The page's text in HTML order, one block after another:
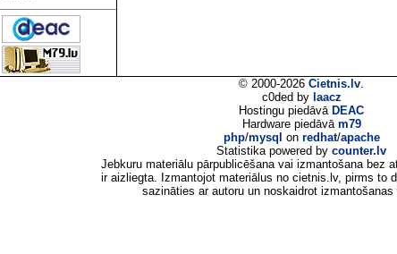
© 2000-2026 Cietnis.lv.
c0ded by laacz
Hostingu piedāvā DEAC
Hardware piedāvā m79
php/mysql on redhat/apache
Statistika powered by counter.lv
Jebkuru materiālu pārpublicēšana vai izmantošana bez
ir aizliegta. Izmantojot materiālus no cietnis.lv, pirms to
sazināties ar autoru un noskaidrot izmantošanas